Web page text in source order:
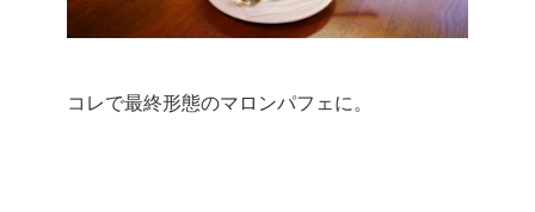
コレで最終形態のマロンパフェに。